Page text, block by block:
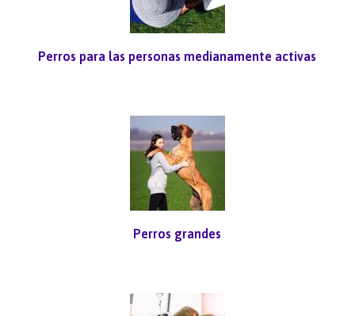
Perros para las personas medianamente activas
Perros grandes